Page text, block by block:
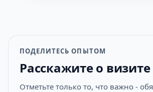
ПОДЕЛИТЕСЬ ОПЫТОМ
Расскажите о визите
Отметьте только то, что важно -